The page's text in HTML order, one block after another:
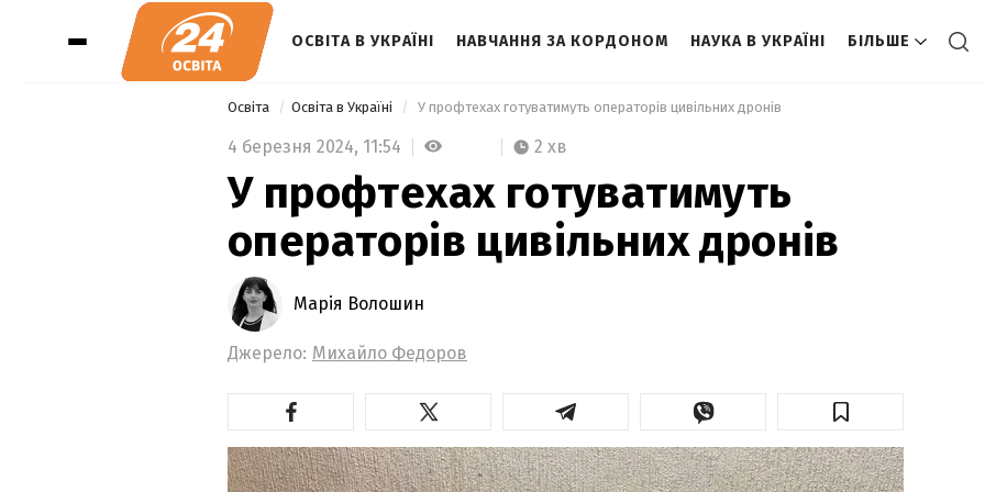
ОСВІТА В УКРАЇНІ НАВЧАННЯ ЗА КОРДОНОМ НАУКА В УКРАЇНІ БІЛЬШЕ
Освіта Освіта в Україні У профтехах готуватимуть операторів цивільних дронів
4 березня 2024, 11:54 2 хв
У профтехах готуватимуть
операторів цивільних дронів
Марія Волошин
Джерело: Михайло Федоров